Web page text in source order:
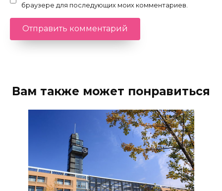
браузере для последующих моих комментариев.
Вам также может понравиться